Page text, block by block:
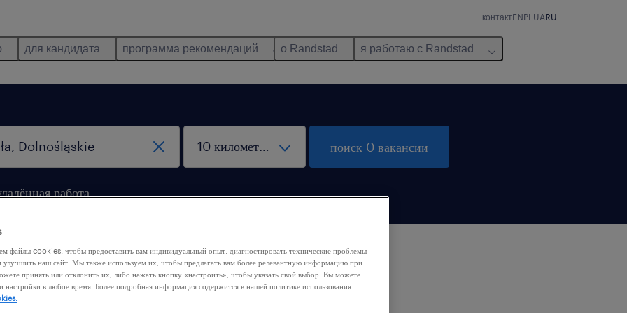
контактENPL UARU
для кандидата программа рекомендаций о Randstad я работаю с Randstad
работа
поиск 0 вакансии
никакой работы с этими фильтрами. Попробуйте
файлы cookies, чтобы предоставить вам индивидуальный опыт, диагностировать технические проблемы
наш сайт. Мы также используем их, чтобы предлагать вам более релевантную информацию при
принять или отклонить их, либо нажать кнопку «настроить», чтобы указать свой выбор. Вы можете
настройки в любое время. Более подробная информация содержится в нашей политике использования